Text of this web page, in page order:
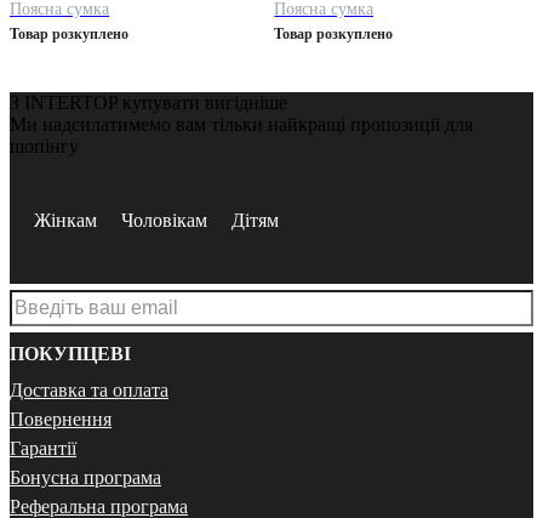
Поясна сумка
Товар розкуплено
Поясна сумка
Товар розкуплено
З INTERTOP купувати вигідніше
Ми надсилатимемо вам тільки найкращі пропозиції для
шопінгу
Жінкам Чоловікам Дітям
ПОКУПЦЕВІ
Доставка та оплата
Повернення
Гарантії
Бонусна програма
Реферальна програма